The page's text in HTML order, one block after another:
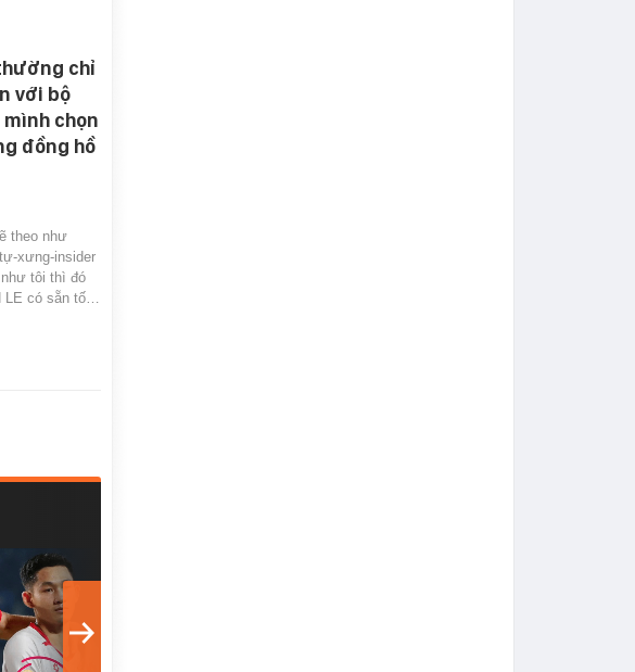
chỉ
với bộ
chọn
đồng hồ
theo như
xưng-insider
tôi thì đó
LE có sẵn tố…